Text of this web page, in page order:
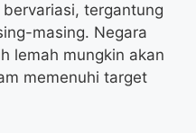
tergantung
masing. Negara
lemah mungkin akan
memenuhi target